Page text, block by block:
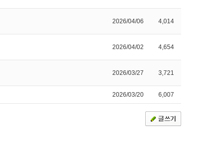
2026/04/06 4,014
2026/04/02 4,654
2026/03/27 3,721
2026/03/20 6,007